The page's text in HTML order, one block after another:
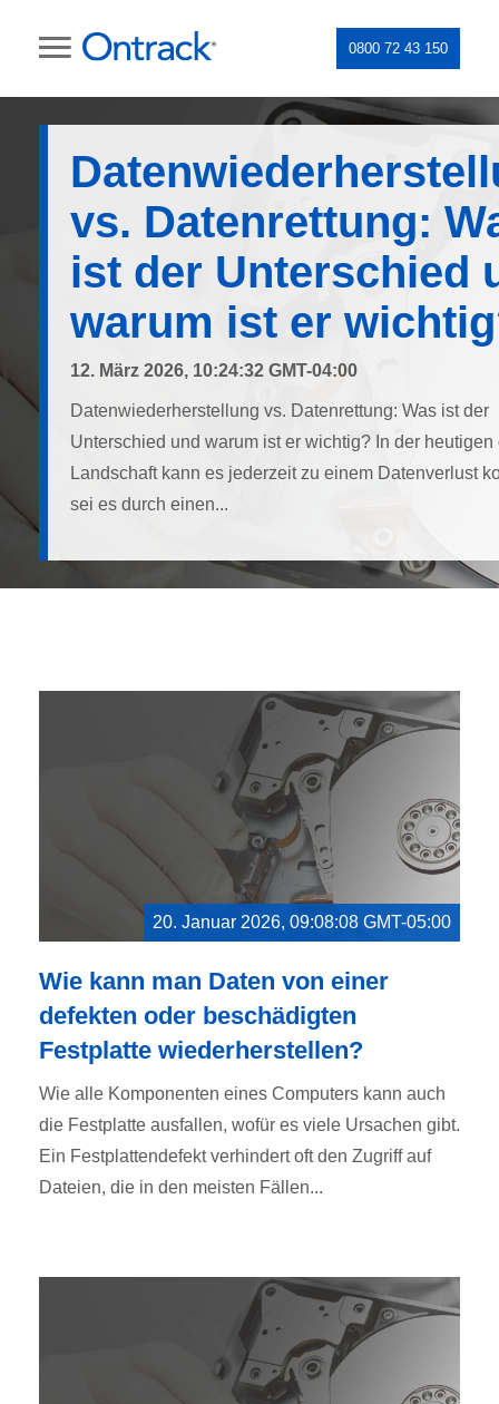
0800 72 43 150
vs. Datenrettung:
ist der Unterschied
warum ist er
12. März 2026, 10:24:32 GMT-04:00
Datenwiederherstellung vs. Datenrettung: Was ist der
Unterschied und warum ist er wichtig? In der
Landschaft kann es jederzeit zu einem Datenverlust
sei es durch einen...
20. Januar 2026, 09:08:08 GMT-05:00
Wie kann man Daten von einer
defekten oder beschädigten
Festplatte wiederherstellen?
Wie alle Komponenten eines Computers kann auch
die Festplatte ausfallen, wofür es viele Ursachen gibt.
Ein Festplattendefekt verhindert oft den Zugriff auf
Dateien, die in den meisten Fällen...